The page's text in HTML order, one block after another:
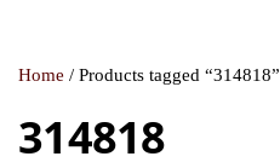
Home / Products tagged “314818”
314818